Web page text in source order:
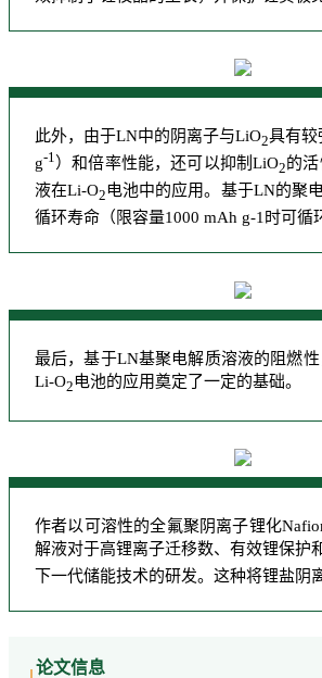
此外，由于LN中的阴离子与LiO2具有较
g-1）和倍率性能，还可以抑制LiO2的
液在Li-O2电池中的应用。基于LN的聚
循环寿命（限容量1000 mAh g-1时可循
最后，基于LN基聚电解质溶液的阻燃
Li-O2电池的应用奠定了一定的基础。
作者以可溶性的全氟聚阴离子锂化
解液对于高锂离子迁移数、有效锂保护
下一代储能技术的研发。这种将锂盐阴
论文信息